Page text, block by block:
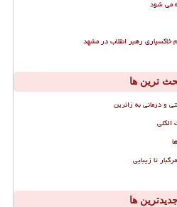
می شود
ترین ها
تا زیبایی
ها